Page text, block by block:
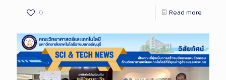
0 Read more